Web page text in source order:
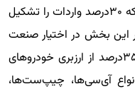
پتروشیمی‌ها، مواد گرانبها و غیره است که ۳۰درصد واردات را تشکیل
این بخش در اختیار صنعت
خودرو نیست، می‌افزاید: از سوی دیگر ۳۵درصد از ارزبری خودروهای
آی‌سی‌ها، چیپ‌ست‌ها،